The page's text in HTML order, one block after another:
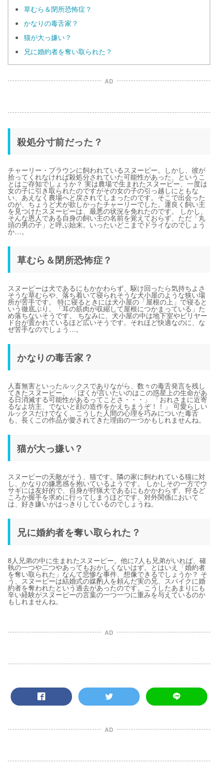
草むら＆閉所恐怖症？
かなりの毒舌家？
猫が大っ嫌い？
兄に婚約者を奪い取られた？
AD
殺処分寸前だった？
チャーリー・ブラウンに飼われているスヌーピー。しかし、彼が
拾ってくれなければ殺処分されていた可能性があった、というこ
とはご存知でしょうか？ 実は農場で生まれたスヌーピー、一度は
女の子に引き取られたのですがその女の子の引っ越しにともな
い、あえなく農場へと戻されてしまったのです。そこで出会った
のが、ちょうど犬が欲しかったチャーリーでした。運良く飼い主
を見つけたスヌーピーは、最悪の状況を免れたのです。 しかし、
そんな恩人である自身の飼い主の名前を覚えておらず、ただ「丸
頭の男の子」と呼ぶ始末。いったいどこまでドライなのでしょう
か…。
草むら＆閉所恐怖症？
スヌーピーは犬であるにもかかわらず、駆け回ったら気持ちよさ
そうな草むらや、落ち着いて寝られそうな犬小屋のような狭い場
所が苦手です。 特に寝るときには犬小屋の「屋根の上」で寝ると
いう徹底ぶり。「耳の筋肉が収縮して屋根につかまっている」た
め落ちないそうです。 ちなみに、犬小屋の中は地下室やビリヤー
ド台が置かれているほど広いそうです。それほど快適なのに、な
ぜ苦手なのでしょう…。
かなりの毒舌家？
人畜無害といったルックスでありながら、数々の毒舌発言を残し
てきたスヌーピー。 「ぼくが言いたいのはこの惑星上の生命があ
る日消滅する可能性があるってことさ・・・」 「おれさまに近寄
るなよ坊主、でないと顔の造作をかえちまうぞ！！」 可愛らしい
ルックスだけでなく、こうした人間の心理を巧みについた毒舌
も、長くこの作品が愛されてきた理由の一つかもしれませんね。
猫が大っ嫌い？
スヌーピーの天敵がそう、猫です。隣の家に飼われている猫に対
し、かなりの嫌悪感を抱いているようです。 しかしその一方でウ
サギには友好的で、自身が狩猟犬であるにもかかわらず、狩るど
ころか握手を求めに行ってしまうほどです。対外関係において
は、好き嫌いがはっきりしているのでしょうね。
兄に婚約者を奪い取られた？
8人兄弟の中に生まれたスヌーピー。他に7人も兄弟がいれば、確
執の一つや二つやあってもおかしくないはず。とはいえ「婚約者
を奪い取られた」なんて悲惨な事件、想像できるでしょうか？ そ
う、スヌーピーは結婚式の媒酌人を頼んだ実の兄、スパイクに婚
約者を奪われたという過去があったのです。こうしたあまりにも
辛い経験がスヌーピーの言葉の一つ一つに重みを与えているのか
もしれませんね。
AD
AD